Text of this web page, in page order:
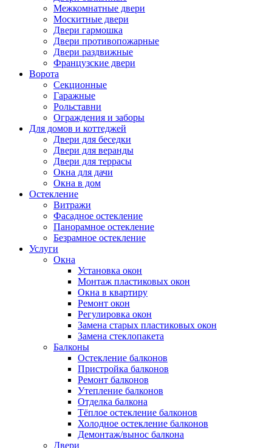
Межкомнатные двери
Москитные двери
Двери гармошка
Двери противопожарные
Двери раздвижные
Французские двери
Ворота
Секционные
Гаражные
Рольставни
Ограждения и заборы
Для домов и коттеджей
Двери для беседки
Двери для веранды
Двери для террасы
Окна для дачи
Окна в дом
Остекление
Витражи
Фасадное остекление
Панорамное остекление
Безрамное остекление
Услуги
Окна
Установка окон
Монтаж пластиковых окон
Окна в квартиру
Ремонт окон
Регулировка окон
Замена старых пластиковых окон
Замена стеклопакета
Балконы
Остекление балконов
Пристройка балконов
Ремонт балконов
Утепление балконов
Отделка балкона
Тёплое остекление балконов
Холодное остекление балконов
Демонтаж/вынос балкона
Двери